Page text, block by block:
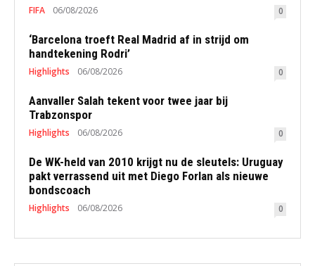
FIFA 06/08/2026 0
‘Barcelona troeft Real Madrid af in strijd om
handtekening Rodri’
Highlights 06/08/2026 0
Aanvaller Salah tekent voor twee jaar bij
Trabzonspor
Highlights 06/08/2026 0
De WK-held van 2010 krijgt nu de sleutels: Uruguay
pakt verrassend uit met Diego Forlan als nieuwe
bondscoach
Highlights 06/08/2026 0